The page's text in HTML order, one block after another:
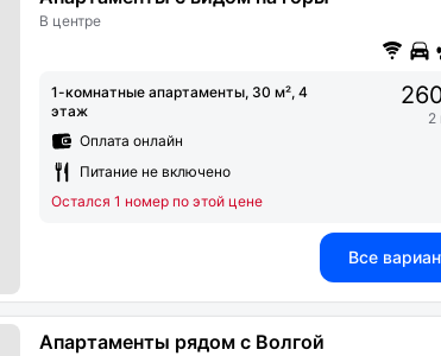
В центре
1-комнатные апартаменты, 30 м², 4
этаж
Оплата онлайн
Питание не включено
Остался 1 номер по этой цене
2
Все
Апартаменты рядом с Волгой